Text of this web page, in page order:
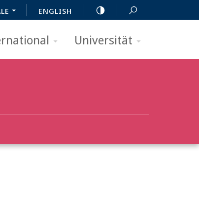
ENGLISH
Universität